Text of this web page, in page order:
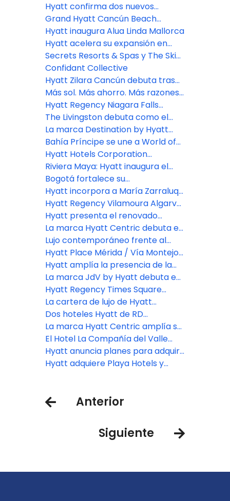
Hyatt confirma dos nuevos
resorts de lujo en México para
este año
Grand Hyatt Cancún Beach
Resort abrirá sus puertas el 17 de
noviembre de 2026
Hyatt inaugura Alua Linda Mallorca
Hyatt acelera su expansión en
Europa con nuevos proyectos
hoteleros
Secrets Resorts & Spas y The Skin
Deep lanzan una colaboración
única en su tipo enfocada en la
conexión significativa
Confidant Collective
Hyatt Zilara Cancún debuta tras
una extensa remodelación
Más sol. Más ahorro. Más razones
para viajar este verano
Hyatt Regency Niagara Falls
Fallsview abre con vistas a la
maravilla natural de las Cataratas
del Niágara
The Livingston debuta como el
primer hotel de Hyatt en Brooklyn,
Nueva York
La marca Destination by Hyatt
debuta en Portugal con la
apertura de Masana Algarve
Bahía Príncipe se une a World of
Hyatt: Ya puedes ganar puntos en
20 escapadas bañadas por el sol
Hyatt Hotels Corporation
expandirá su presencia all-
inclusive en República Dominicana
Riviera Maya: Hyatt inaugura el
primer Alila de Latinoamérica con
182 habitaciones
Bogotá fortalece su
posicionamiento como sede
regional para congresos
corporativos
Hyatt incorpora a María Zarraluqui
para liderar el crecimiento de su
Inclusive Collection a nivel global
Hyatt Regency Vilamoura Algarve
abre en la costa del Algarve
Hyatt presenta el renovado
Secrets Playa Mujeres Golf & Spa
Resort
La marca Hyatt Centric debuta en
Puerto Rico con el Hyatt Centric
San Juan Isla Verde
Lujo contemporáneo frente al
mar: Park Hyatt Cabo del Sol
Hyatt Place Mérida / Vía Montejo
celebra su gran inauguración en
Yucatán, México
Hyatt amplía la presencia de la
marca Secrets Resorts & Spas en
Cancún con la apertura del
Secrets Mirabel Cancún Resort &
Spa
La marca JdV by Hyatt debuta en
el Caribe con el Royal Beach Hotel
Punta Cana
Hyatt Regency Times Square
celebra su gran apertura tras una
transformación multimillonaria
La cartera de lujo de Hyatt
crecerá en Argentina con Casa
Duhau
Dos hoteles Hyatt de RD
premiados en los Corry Oakes
Strategic Partner
La marca Hyatt Centric amplía su
presencia mundial con nuevas y
próximas aperturas de hoteles
El Hotel La Compañía del Valle
abre sus puertas en el Valle de
Antón de Panamá
Hyatt anuncia planes para adquirir
Playa Hotels & Resorts N.V.,
Hyatt adquiere Playa Hotels y
Anterior
Siguiente